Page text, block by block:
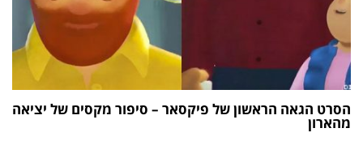
הסרט הגאה הראשון של פיקסאר – סיפור מקסים של יציאה
מהארון